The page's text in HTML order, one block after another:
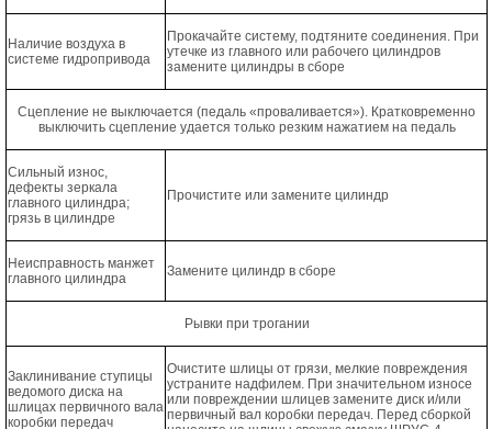
Наличие воздуха в
системе гидропривода
Прокачайте систему, подтяните соединения. При
утечке из главного или рабочего цилиндров
замените цилиндры в сборе
Сцепление не выключается (педаль «проваливается»). Кратковременно
выключить сцепление удается только резким нажатием на педаль
Сильный износ,
дефекты зеркала
главного цилиндра;
грязь в цилиндре
Прочистите или замените цилиндр
Неисправность манжет
главного цилиндра
Замените цилиндр в сборе
Рывки при трогании
Заклинивание ступицы
ведомого диска на
шлицах первичного вала
коробки передач
Очистите шлицы от грязи, мелкие повреждения
устраните надфилем. При значительном износе
или повреждении шлицев замените диск и/или
первичный вал коробки передач. Перед сборкой